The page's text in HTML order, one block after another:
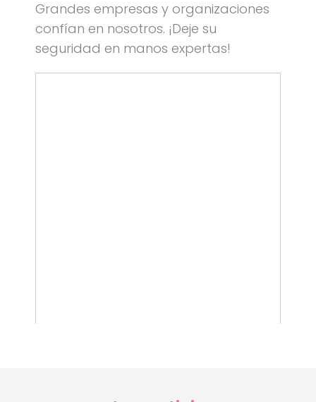
Grandes empresas y organizaciones
confían en nosotros. ¡Deje su
seguridad en manos expertas!